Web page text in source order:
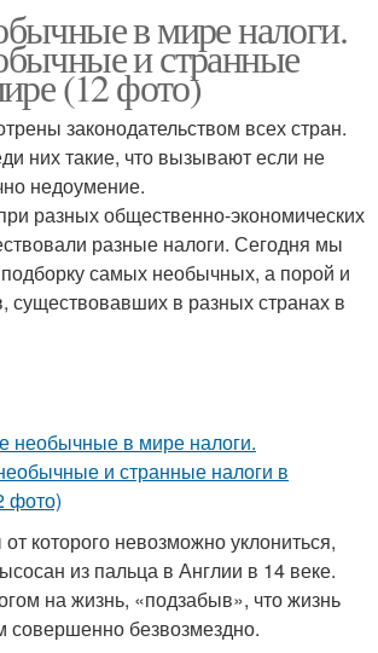
Викторин про налоги
Налоги в истории
налоги Парковочный налог
в мире налоги.
и странные
(12 фото)
законодательством всех стран.
них такие, что вызывают если не
недоумение.
разных общественно-экономических
разные налоги. Сегодня мы
самых необычных, а порой и
существовавших в разных странах в
которого невозможно уклониться,
из пальца в Англии в 14 веке.
на жизнь, «подзабыв», что жизнь
совершенно безвозмездно.